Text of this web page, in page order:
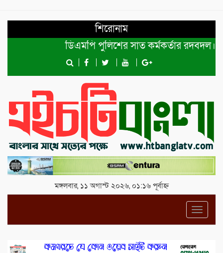
শিরোনাম
ডিএমপি পুলিশের সাত কর্মকর্তার রদবদল।
মঙ্গলবার, ১১ অগাস্ট ২০২৬, ০১:১৬ পূর্বাহ্ন